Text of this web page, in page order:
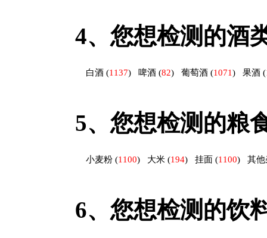
4、 您想检测的酒
白酒 (1137) 啤酒 (82) 葡萄酒 (1071) 果酒 (
5、 您想检测的粮
小麦粉 (1100) 大米 (194) 挂面 (1100) 其他
6、 您想检测的饮